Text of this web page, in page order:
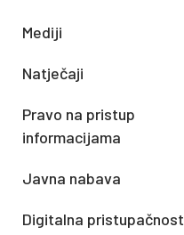
Mediji
Natječaji
Pravo na pristup
informacijama
Javna nabava
Digitalna pristupačnost